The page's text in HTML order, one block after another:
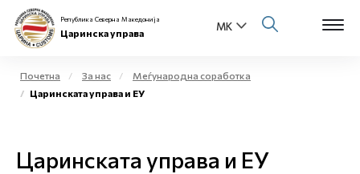
Физички лица
Република Северна Македонија
Царинска управа
Почетна За нас
Меѓународна соработка
Царинската управа и ЕУ
Царинската управа и ЕУ